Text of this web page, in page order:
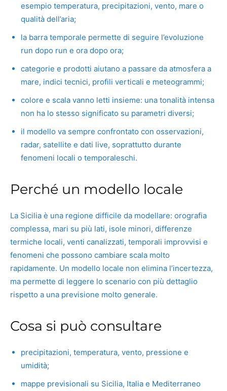
esempio temperatura, precipitazioni, vento, mare o
qualità dell’aria;
la barra temporale permette di seguire l’evoluzione
run dopo run e ora dopo ora;
categorie e prodotti aiutano a passare da atmosfera a
mare, indici tecnici, profili verticali e meteogrammi;
colore e scala vanno letti insieme: una tonalità intensa
non ha lo stesso significato su parametri diversi;
il modello va sempre confrontato con osservazioni,
radar, satellite e dati live, soprattutto durante
fenomeni locali o temporaleschi.
Perché un modello locale
La Sicilia è una regione difficile da modellare: orografia
complessa, mari su più lati, isole minori, differenze
termiche locali, venti canalizzati, temporali improvvisi e
fenomeni che possono cambiare scala molto
rapidamente. Un modello locale non elimina l’incertezza,
ma permette di leggere lo scenario con più dettaglio
rispetto a una previsione molto generale.
Cosa si può consultare
precipitazioni, temperatura, vento, pressione e
umidità;
mappe previsionali su Sicilia, Italia e Mediterraneo